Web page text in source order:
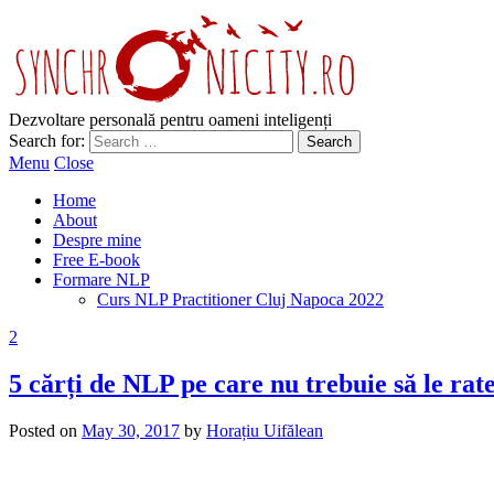
Dezvoltare personală pentru oameni inteligenți
Search for:
Menu Close
Home
About
Despre mine
Free E-book
Formare NLP
Curs NLP Practitioner Cluj Napoca 2022
2
5 cărți de NLP pe care nu trebuie să le
Posted on May 30, 2017 by Horațiu Uifălean